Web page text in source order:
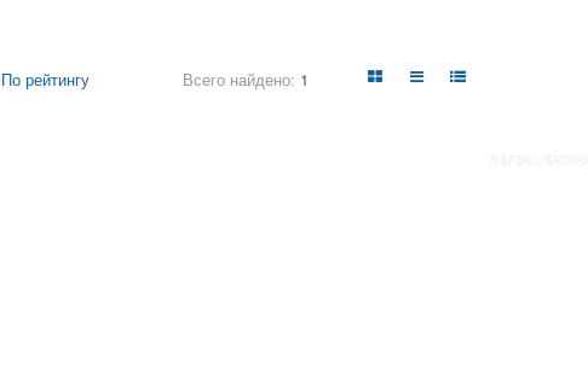
По рейтингу Всего найдено: 1